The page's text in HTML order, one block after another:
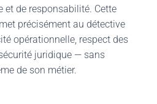
et de responsabilité. Cette
précisément au détective
opérationnelle, respect des
juridique — sans
de son métier.